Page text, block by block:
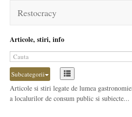
Restocracy
Articole, stiri, info
Subcategorii
Articole si stiri legate de lumea
a localurilor de consum public si subiecte...